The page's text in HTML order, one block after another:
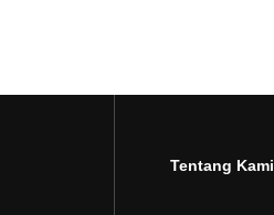
Tentang Kami